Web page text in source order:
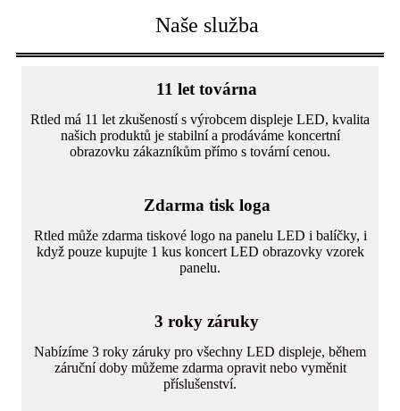
Naše služba
11 let továrna
Rtled má 11 let zkušeností s výrobcem displeje LED, kvalita
našich produktů je stabilní a prodáváme koncertní
obrazovku zákazníkům přímo s tovární cenou.
Zdarma tisk loga
Rtled může zdarma tiskové logo na panelu LED i balíčky, i
když pouze kupujte 1 kus koncert LED obrazovky vzorek
panelu.
3 roky záruky
Nabízíme 3 roky záruky pro všechny LED displeje, během
záruční doby můžeme zdarma opravit nebo vyměnit
příslušenství.